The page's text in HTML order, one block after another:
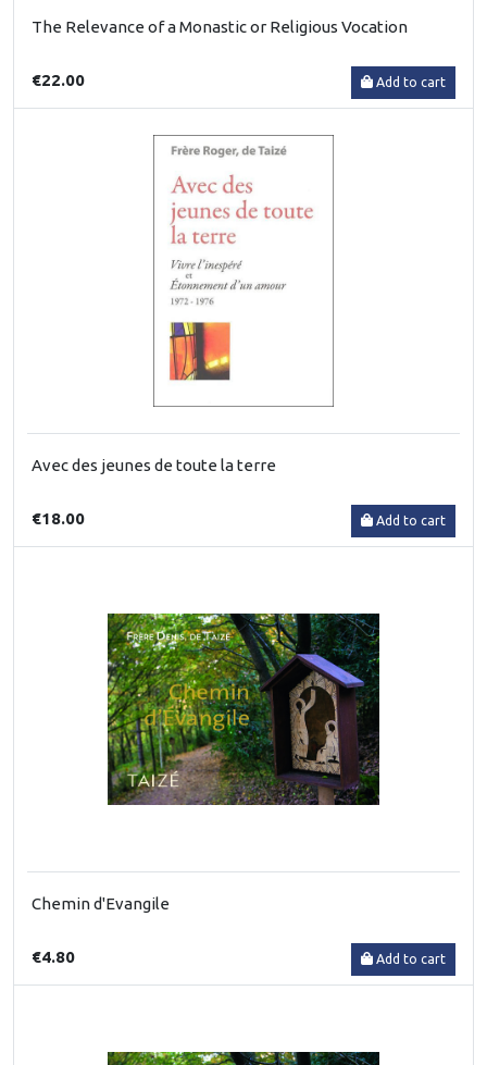
The Relevance of a Monastic or Religious Vocation
€22.00 Add to cart
Avec des jeunes de toute la terre
€18.00 Add to cart
Chemin d'Evangile
€4.80 Add to cart